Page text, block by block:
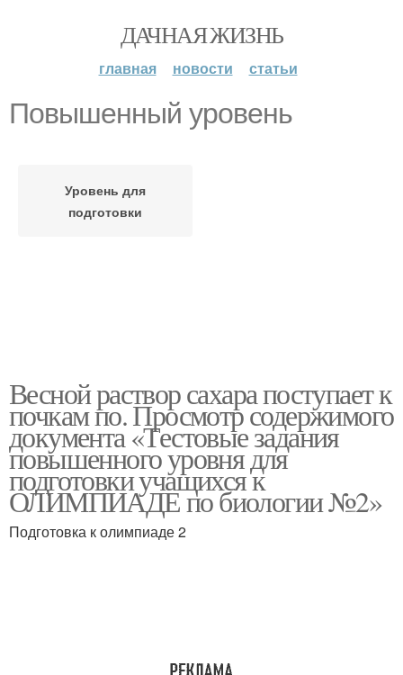
ДАЧНАЯ ЖИЗНЬ
главная новости статьи
Повышенный уровень
Уровень для
подготовки
Весной раствор сахара поступает к
почкам по. Просмотр содержимого
документа «Тестовые задания
повышенного уровня для
подготовки учащихся к
ОЛИМПИАДЕ по биологии №2»
Подготовка к олимпиаде 2